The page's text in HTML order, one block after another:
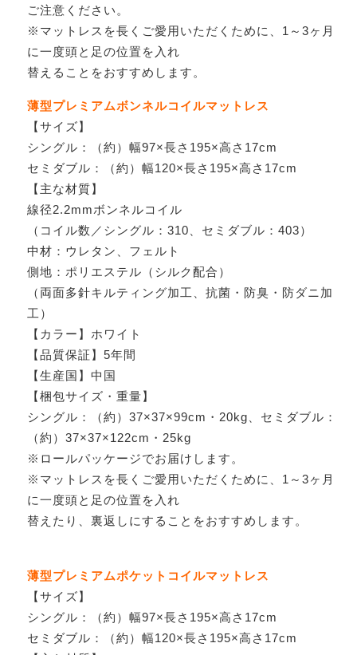
ご注意ください。
※マットレスを長くご愛用いただくために、1～3ヶ月
に一度頭と足の位置を入れ
替えることをおすすめします。
薄型プレミアムボンネルコイルマットレス
【サイズ】
シングル：（約）幅97×長さ195×高さ17cm
セミダブル：（約）幅120×長さ195×高さ17cm
【主な材質】
線径2.2mmボンネルコイル
（コイル数／シングル：310、セミダブル：403）
中材：ウレタン、フェルト
側地：ポリエステル（シルク配合）
（両面多針キルティング加工、抗菌・防臭・防ダニ加
工）
【カラー】ホワイト
【品質保証】5年間
【生産国】中国
【梱包サイズ・重量】
シングル：（約）37×37×99cm・20kg、セミダブル：
（約）37×37×122cm・25kg
※ロールパッケージでお届けします。
※マットレスを長くご愛用いただくために、1～3ヶ月
に一度頭と足の位置を入れ
替えたり、裏返しにすることをおすすめします。
薄型プレミアムポケットコイルマットレス
【サイズ】
シングル：（約）幅97×長さ195×高さ17cm
セミダブル：（約）幅120×長さ195×高さ17cm